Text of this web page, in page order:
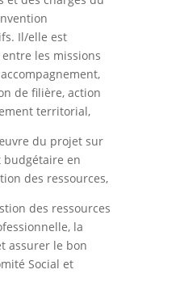
Il/elle est
les missions
de filière, action
territorial,
du projet sur
budgétaire en
des ressources,
des ressources
la
assurer le bon
Social et